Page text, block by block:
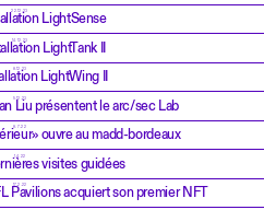
22.12.23 LightSense
14.12.23 LightTank II
8.12.23 LightWing II
5.12.23
Liu présentent le arc/sec Lab
8.7.22 ouvre au madd-bordeaux
1.4.22 visites guidées
17.2.22
Pavilions acquiert son premier NFT